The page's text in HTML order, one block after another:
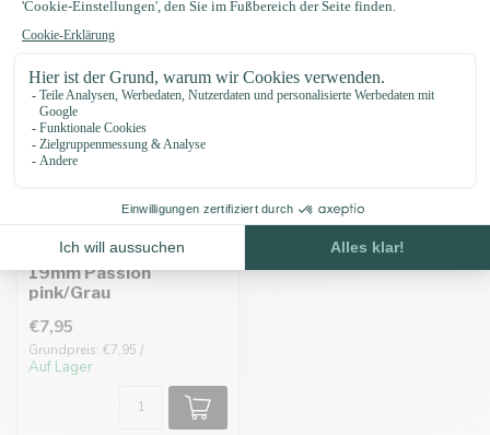
Biothane adapter
19mm Passion
pink/Grau
€7,95
Grundpreis: €7,95 /
Auf Lager